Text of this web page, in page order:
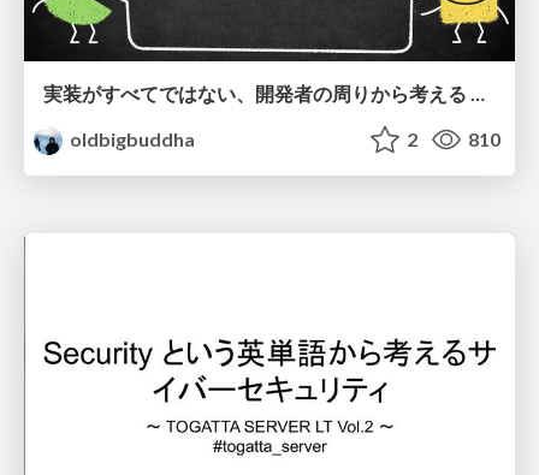
oldbigbuddha
2 810